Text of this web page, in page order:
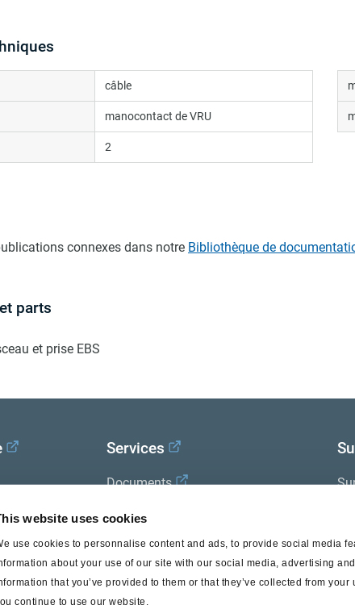
website uses cookies
use cookies to personnalise content and ads, to provide social media
about your use of our site with our social media, advertising
that you’ve provided to them or that they’ve collected from
continue to use our website.
câble
manocontact de VRU
2
connexes dans notre Bibliothèque de
parts
et prise EBS
of
Services
Documents
Haldex Academy